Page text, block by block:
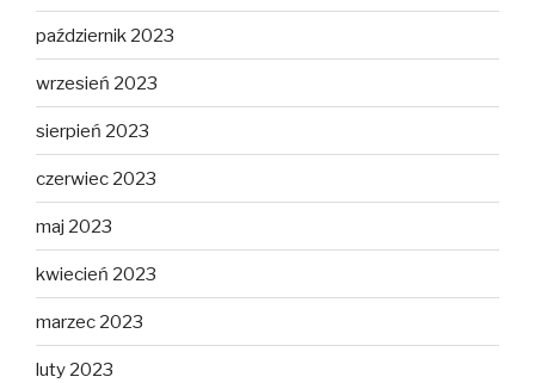
październik 2023
wrzesień 2023
sierpień 2023
czerwiec 2023
maj 2023
kwiecień 2023
marzec 2023
luty 2023